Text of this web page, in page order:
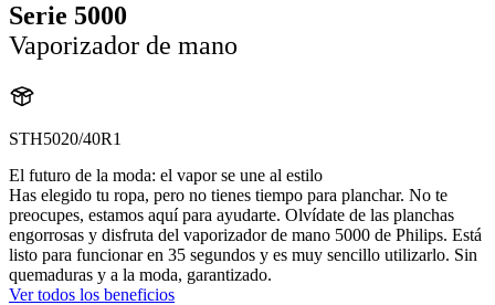
Serie 5000
Vaporizador de mano
STH5020/40R1
El futuro de la moda: el vapor se une al estilo
Has elegido tu ropa, pero no tienes tiempo para planchar. No te
preocupes, estamos aquí para ayudarte. Olvídate de las planchas
engorrosas y disfruta del vaporizador de mano 5000 de Philips. Está
listo para funcionar en 35 segundos y es muy sencillo utilizarlo. Sin
quemaduras y a la moda, garantizado.
Ver todos los beneficios